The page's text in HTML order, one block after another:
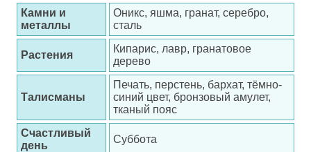
Камни и
металлы
Оникс, яшма, гранат, серебро,
сталь
Растения
Кипарис, лавр, гранатовое
дерево
Талисманы
Печать, перстень, бархат, тёмно-
синий цвет, бронзовый амулет,
тканый пояс
Счастливый
день
Суббота